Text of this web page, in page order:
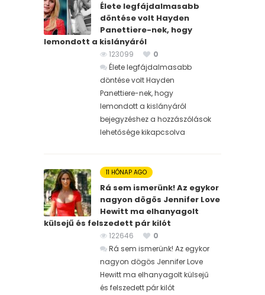
Élete legfájdalmasabb
döntése volt Hayden
Panettiere-nek, hogy
lemondott a kislányáról
123099
0
Élete legfájdalmasabb
döntése volt Hayden
Panettiere-nek, hogy
lemondott a kislányáról
bejegyzéshez a hozzászólások
lehetősége kikapcsolva
11 HÓNAP AGO
Rá sem ismerünk! Az egykor
nagyon dögös Jennifer Love
Hewitt ma elhanyagolt
külsejű és felszedett pár kilót
122646
0
Rá sem ismerünk! Az egykor
nagyon dögös Jennifer Love
Hewitt ma elhanyagolt külsejű
és felszedett pár kilót